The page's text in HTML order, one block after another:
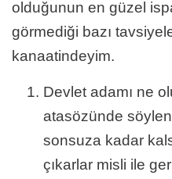
olduğunun en güzel
görmediği bazı
kanaatindeyim.
Devlet adamı ne
atasözünde
sonsuza kadar
çıkarlar misli ile